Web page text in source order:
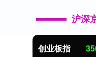
沪深
创业板指